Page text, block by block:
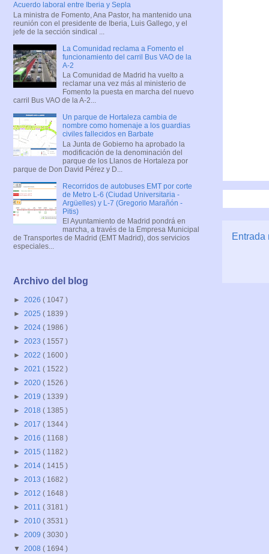
Entrada
Acuerdo laboral entre Iberia y Sepla
La ministra de Fomento, Ana Pastor, ha mantenido una
reunión con el presidente de Iberia, Luis Gallego, y el
jefe de la sección sindical ...
La Comunidad reclama a Fomento el
funcionamiento del carril Bus VAO de la
A-2
La Comunidad de Madrid ha vuelto a
reclamar una vez más al ministerio de
Fomento la puesta en marcha del nuevo
carril Bus VAO de la A-2...
Un parque de Hortaleza cambia de
nombre como homenaje a los guardias
civiles fallecidos en Barbate
La Junta de Gobierno ha aprobado la
modificación de la denominación del
parque de los Llanos de Hortaleza por
parque de Don David Pérez y D...
Recorridos de autobuses EMT por corte
de Metro L-6 (Ciudad Universitaria -
Argüelles) y L-7 (Gregorio Marañón -
Pitis)
El Ayuntamiento de Madrid pondrá en
marcha, a través de la Empresa Municipal
de Transportes de Madrid (EMT Madrid), dos servicios
especiales...
Archivo del blog
► 2026 ( 1047 )
► 2025 ( 1839 )
► 2024 ( 1986 )
► 2023 ( 1557 )
► 2022 ( 1600 )
► 2021 ( 1522 )
► 2020 ( 1526 )
► 2019 ( 1339 )
► 2018 ( 1385 )
► 2017 ( 1344 )
► 2016 ( 1168 )
► 2015 ( 1182 )
► 2014 ( 1415 )
► 2013 ( 1682 )
► 2012 ( 1648 )
► 2011 ( 3181 )
► 2010 ( 3531 )
► 2009 ( 3030 )
▼ 2008 ( 1694 )